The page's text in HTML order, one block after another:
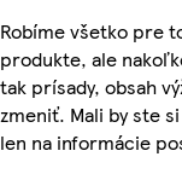
Robíme všetko pre
produkte, ale
tak prísady, obsah
zmeniť. Mali by ste
len na informácie